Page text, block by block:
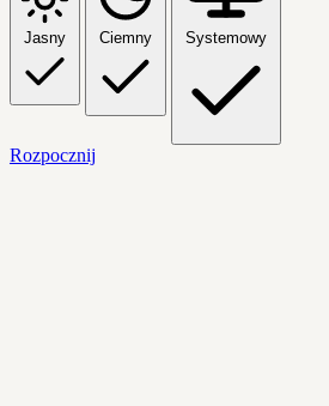
Jasny Ciemny Systemowy
Rozpocznij